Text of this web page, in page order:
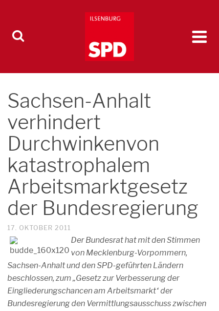
Sachsen-Anhalt
verhindert
Durchwinkenvon
katastrophalem
Arbeitsmarktgesetz
der Bundesregierung
17. OKTOBER 2011
Der Bundesrat hat mit den Stimmen
von Mecklenburg-Vorpommern,
Sachsen-Anhalt und den SPD-geführten Ländern
beschlossen, zum „Gesetz zur Verbesserung der
Eingliederungschancen am Arbeitsmarkt“ der
Bundesregierung den Vermittlungsausschuss zwischen